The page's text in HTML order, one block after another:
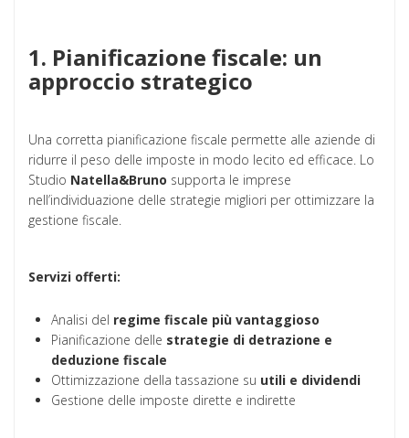
1. Pianificazione fiscale: un
approccio strategico
Una corretta pianificazione fiscale permette alle aziende di
ridurre il peso delle imposte in modo lecito ed efficace. Lo
Studio Natella&Bruno supporta le imprese
nell’individuazione delle strategie migliori per ottimizzare la
gestione fiscale.
Servizi offerti:
Analisi del regime fiscale più vantaggioso
Pianificazione delle strategie di detrazione e
deduzione fiscale
Ottimizzazione della tassazione su utili e dividendi
Gestione delle imposte dirette e indirette